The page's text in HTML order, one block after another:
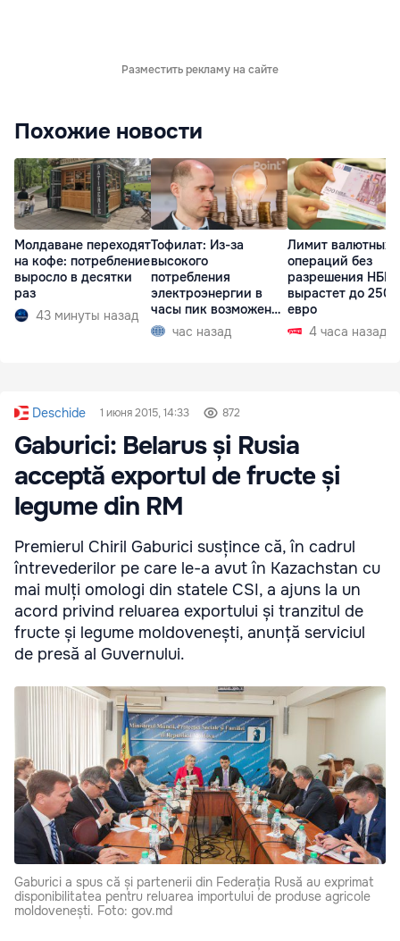
Разместить рекламу на сайте
Похожие новости
Молдаване переходят
на кофе: потребление
выросло в десятки
раз
43 минуты назад
Тофилат: Из-за
высокого
потребления
электроэнергии в
часы пик возможен
рост тарифов
час назад
Лимит валютных
операций без
разрешения НБМ
вырастет до 250
евро
4 часа назад
Deschide 1 июня 2015, 14:33 872
Gaburici: Belarus și Rusia
acceptă exportul de fructe și
legume din RM
Premierul Chiril Gaburici susțince că, în cadrul
întrevederilor pe care le-a avut în Kazachstan cu
mai mulți omologi din statele CSI, a ajuns la un
acord privind reluarea exportului și tranzitul de
fructe și legume moldovenești, anunță serviciul
de presă al Guvernului.
Gaburici a spus că și partenerii din Federația Rusă au exprimat
disponibilitatea pentru reluarea importului de produse agricole
moldovenești. Foto: gov.md